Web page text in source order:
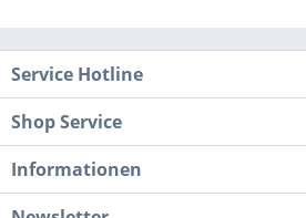
Service Hotline
Shop Service
Informationen